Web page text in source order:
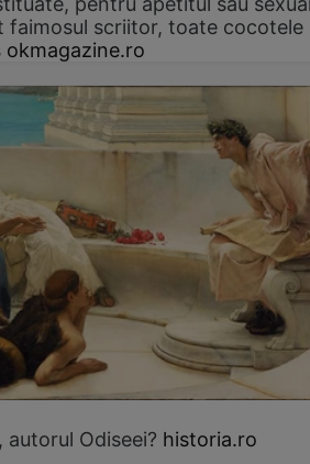
faimosul scriitor, toate cocotele
okmagazine.ro
Odiseei? historia.ro